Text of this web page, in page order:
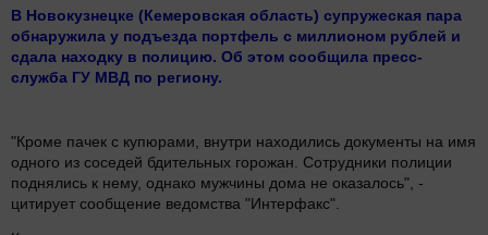
В Новокузнецке (Кемеровская область) супружеская пара
обнаружила у подъезда портфель с миллионом рублей и
сдала находку в полицию. Об этом сообщила пресс-
служба ГУ МВД по региону.
"Кроме пачек с купюрами, внутри находились документы на имя
одного из соседей бдительных горожан. Сотрудники полиции
поднялись к нему, однако мужчины дома не оказалось", -
цитирует сообщение ведомства "Интерфакс".